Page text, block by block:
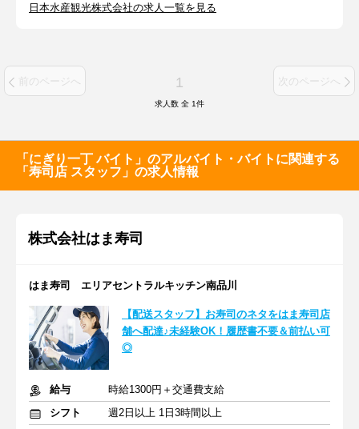
日本水産観光株式会社の求人一覧を見る
前のページへ 1 次のページへ
求人数 全 1件
「にぎり一丁 バイト」のアルバイト・バイトに関連する
「寿司店 スタッフ」の求人情報
株式会社はま寿司
はま寿司 エリアセントラルキッチン南品川
【配送スタッフ】お寿司のネタをはま寿司店
舗へ配達♪未経験OK！履歴書不要＆前払い可
◎
給与
時給1300円＋交通費支給
シフト
週2日以上 1日3時間以上